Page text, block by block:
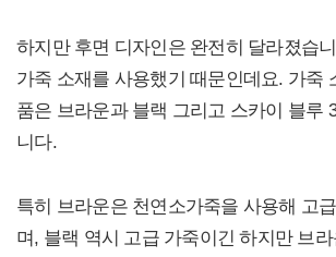
하지만 후면 디자인은 완전히 달라졌습
가죽 소재를 사용했기 때문인데요. 가죽
품은 브라운과 블랙 그리고 스카이 블루
니다.
특히 브라운은 천연소가죽을 사용해 고
며, 블랙 역시 고급 가죽이긴 하지만 브